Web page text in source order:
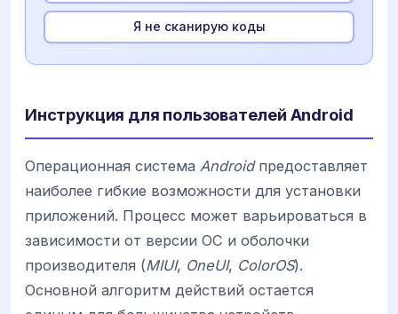
Я не сканирую коды
Инструкция для пользователей Android
Операционная система Androidпредоставляет
наиболее гибкие возможности для установки
приложений. Процесс может варьироваться в
зависимости от версии ОС и оболочки
производителя (MIUI, OneUI, ColorOS).
Основной алгоритм действий остается